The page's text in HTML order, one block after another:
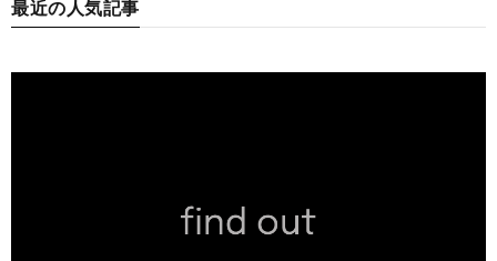
最近の人気記事